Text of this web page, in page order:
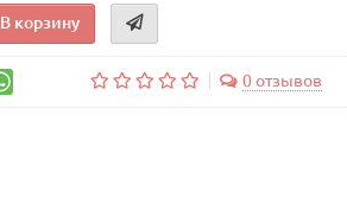
В корзину
0 отзывов